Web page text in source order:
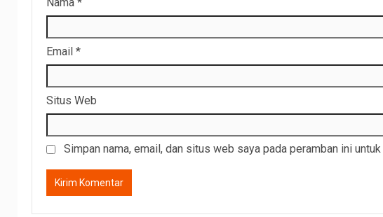
Email *
Situs Web
Simpan nama, email, dan situs web saya pada peramban ini